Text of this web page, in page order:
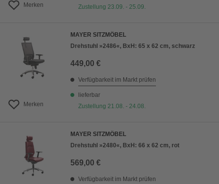
Merken
Zustellung 23.09. - 25.09.
Merken
MAYER SITZMÖBEL
Drehstuhl »2486«, BxH: 65 x 62 cm, schwarz
449,00 €
Verfügbarkeit im Markt prüfen
lieferbar
Zustellung 21.08. - 24.08.
MAYER SITZMÖBEL
Drehstuhl »2480«, BxH: 66 x 62 cm, rot
569,00 €
Verfügbarkeit im Markt prüfen